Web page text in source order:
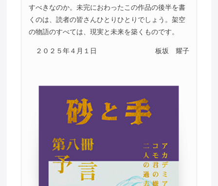
すべきなのか。未完におわったこの作品の後半を書
くのは、読者の皆さんひとりひとりでしょう。架空
の物語のすべては、現実と未来を築くものです。
２０２５年４月１日 板坂 耀子